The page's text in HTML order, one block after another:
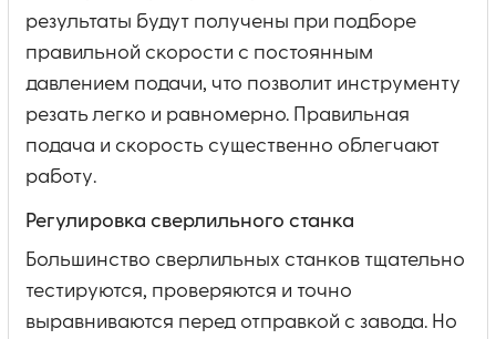
результаты будут получены при подборе
правильной скорости с постоянным
давлением подачи, что позволит инструменту
резать легко и равномерно. Правильная
подача и скорость существенно облегчают
работу.
Регулировка сверлильного станка
Большинство сверлильных станков тщательно
тестируются, проверяются и точно
выравниваются перед отправкой с завода. Но